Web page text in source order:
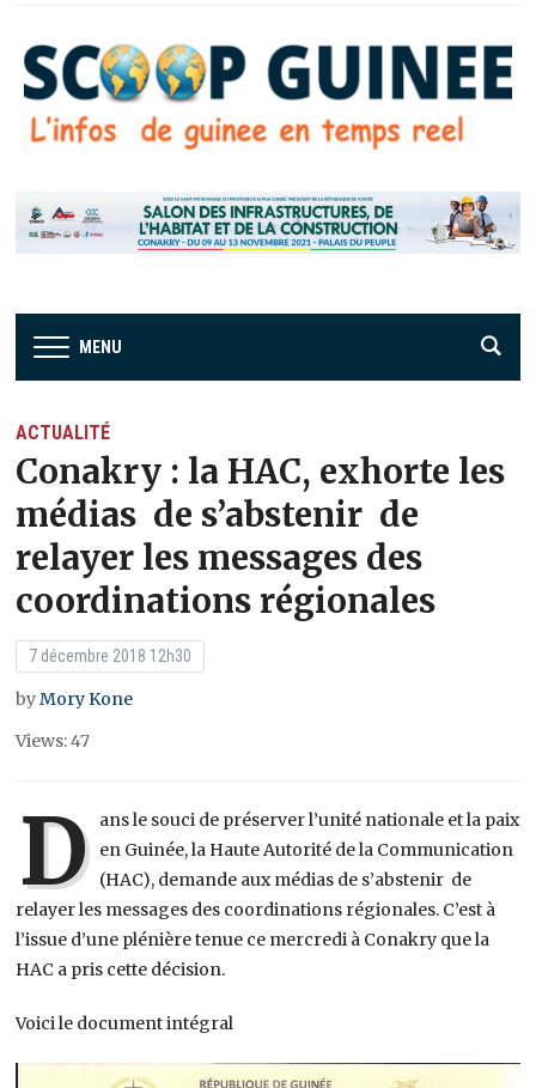
MENU
ACTUALITÉ
Conakry : la HAC, exhorte les
médias de s’abstenir de
relayer les messages des
coordinations régionales
7 décembre 2018 12h30
byMory Kone
Views: 47
D ans le souci de préserver l’unité nationale et la paix
en Guinée, la Haute Autorité de la Communication
(HAC), demande aux médias de s’abstenir de
relayer les messages des coordinations régionales. C’est à
l’issue d’une plénière tenue ce mercredi à Conakry que la
HAC a pris cette décision.
Voici le document intégral